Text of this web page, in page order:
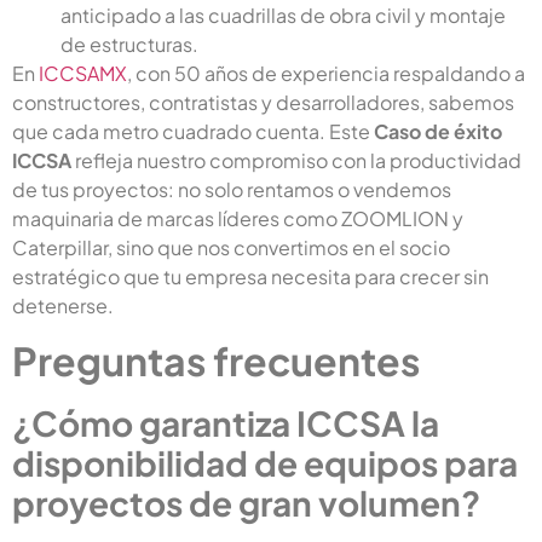
anticipado a las cuadrillas de obra civil y montaje
de estructuras.
En ICCSAMX, con 50 años de experiencia respaldando a
constructores, contratistas y desarrolladores, sabemos
que cada metro cuadrado cuenta. Este Caso de éxito
ICCSArefleja nuestro compromiso con la productividad
de tus proyectos: no solo rentamos o vendemos
maquinaria de marcas líderes como ZOOMLION y
Caterpillar, sino que nos convertimos en el socio
estratégico que tu empresa necesita para crecer sin
detenerse.
Preguntas frecuentes
¿Cómo garantiza ICCSA la
disponibilidad de equipos para
proyectos de gran volumen?